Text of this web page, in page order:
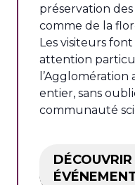
préservation
comme de la
Les visiteurs
attention
entier, sans
communauté